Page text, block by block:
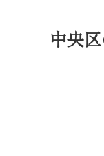
中央